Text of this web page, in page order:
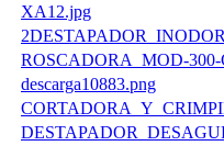
XA12.jpg
ROSCADORA_MOD-300-
descarga10883.png